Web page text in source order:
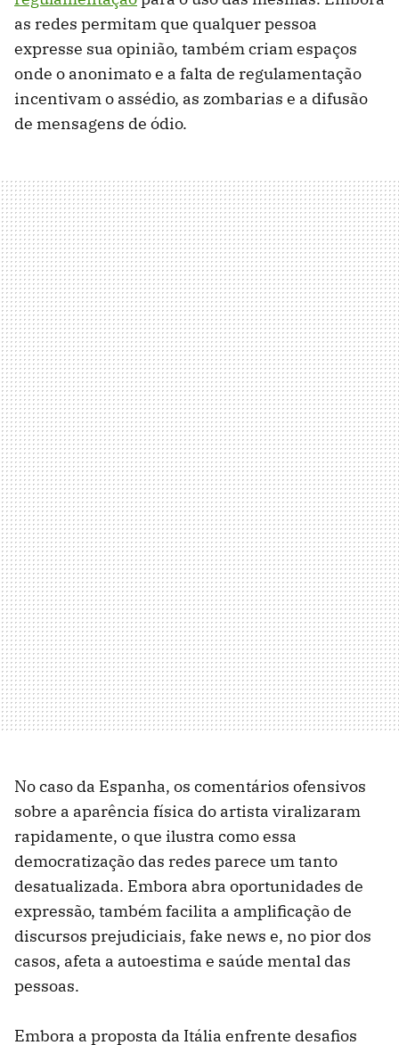
as redes permitam que qualquer pessoa
expresse sua opinião, também criam espaços
onde o anonimato e a falta de regulamentação
incentivam o assédio, as zombarias e a difusão
de mensagens de ódio.
No caso da Espanha, os comentários ofensivos
sobre a aparência física do artista viralizaram
rapidamente, o que ilustra como essa
democratização das redes parece um tanto
desatualizada. Embora abra oportunidades de
expressão, também facilita a amplificação de
discursos prejudiciais, fake news e, no pior dos
casos, afeta a autoestima e saúde mental das
pessoas.
Embora a proposta da Itália enfrente desafios